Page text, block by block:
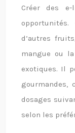
Créer des
d’autres
mangue ou
exotiques. Il
gourmandes,
dosages
selon les